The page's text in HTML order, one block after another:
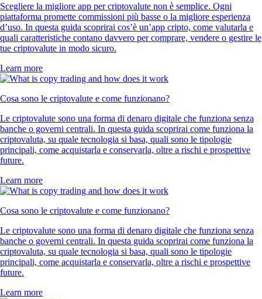
Scegliere la migliore app per criptovalute non è semplice. Ogni
piattaforma promette commissioni più basse o la migliore esperienza
d’uso. In questa guida scoprirai cos’è un’app cripto, come valutarla e
quali caratteristiche contano davvero per comprare, vendere o gestire le
tue criptovalute in modo sicuro.
Learn more
Cosa sono le criptovalute e come funzionano?
Le criptovalute sono una forma di denaro digitale che funziona senza
banche o governi centrali. In questa guida scoprirai come funziona la
criptovaluta, su quale tecnologia si basa, quali sono le tipologie
principali, come acquistarla e conservarla, oltre a rischi e prospettive
future.
Learn more
Cosa sono le criptovalute e come funzionano?
Le criptovalute sono una forma di denaro digitale che funziona senza
banche o governi centrali. In questa guida scoprirai come funziona la
criptovaluta, su quale tecnologia si basa, quali sono le tipologie
principali, come acquistarla e conservarla, oltre a rischi e prospettive
future.
Learn more